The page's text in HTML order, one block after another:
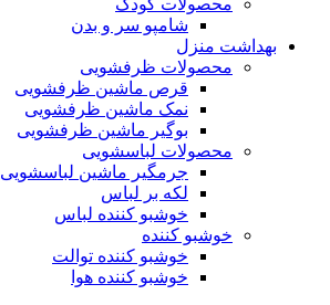
محصولات کودک
شامپو سر و بدن
بهداشت منزل
محصولات ظرفشویی
قرص ماشین ظرفشویی
نمک ماشین ظرفشویی
بوگیر ماشین ظرفشویی
محصولات لباسشویی
جرمگیر ماشین لباسشویی
لکه بر لباس
خوشبو کننده لباس
خوشبو کننده
خوشبو کننده توالت
خوشبو کننده هوا